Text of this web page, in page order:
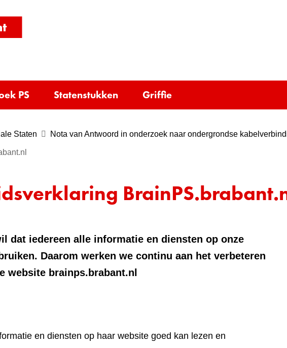
homepage)
PS Statenstukken Griffie
Staten Nota van Antwoord in onderzoek naar ondergrondse
dat iedereen alle informatie en diensten op onze
Daarom werken we continu aan het verbeteren
website brainps.brabant.nl
en diensten op haar website goed kan lezen en